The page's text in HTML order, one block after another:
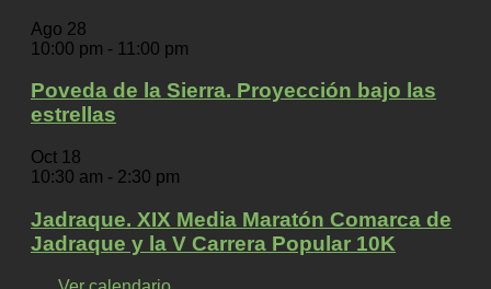
Ago 28
10:00 pm - 11:00 pm
Poveda de la Sierra. Proyección bajo las
estrellas
Oct 18
10:30 am - 2:30 pm
Jadraque. XIX Media Maratón Comarca de
Jadraque y la V Carrera Popular 10K